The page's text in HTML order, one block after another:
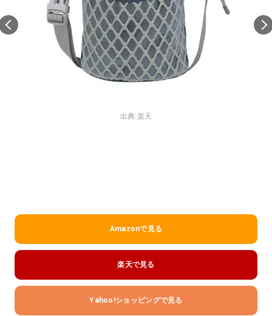
出典:楽天
Amazonで見る
楽天で見る
Yahoo!ショッピングで見る